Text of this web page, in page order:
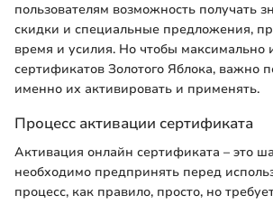
пользователям возможность получать
скидки и специальные предложения,
время и усилия. Но чтобы максимально
сертификатов Золотого Яблока, важно
именно их активировать и применять.
Процесс активации сертификата
Активация онлайн сертификата – это
необходимо предпринять перед
процесс, как правило, просто, но